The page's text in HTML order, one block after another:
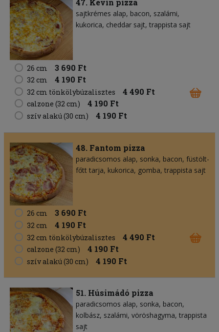
47. Kevin pizza
sajtkrémes alap bacon szalámi
kukorica cheddar sajt trappista sajt
26 cm 3 690 Ft
32 cm 4 190 Ft
32 cm tönkölybúzalisztes 4 490 Ft
calzone (32 cm) 4 190 Ft
szív alakú (30 cm) 4 190 Ft
48. Fantom pizza
paradicsomos alap sonka bacon füstölt-
főtt tarja kukorica gomba trappista sajt
26 cm 3 690 Ft
32 cm 4 190 Ft
32 cm tönkölybúzalisztes 4 490 Ft
calzone (32 cm) 4 190 Ft
szív alakú (30 cm) 4 190 Ft
51. Húsimádó pizza
paradicsomos alap sonka bacon
kolbász szalámi vöröshagyma trappista
sajt